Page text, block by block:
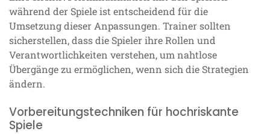
während der Spiele ist entscheidend für die
Umsetzung dieser Anpassungen. Trainer sollten
sicherstellen, dass die Spieler ihre Rollen und
Verantwortlichkeiten verstehen, um nahtlose
Übergänge zu ermöglichen, wenn sich die Strategien
ändern.
Vorbereitungstechniken für hochriskante
Spiele